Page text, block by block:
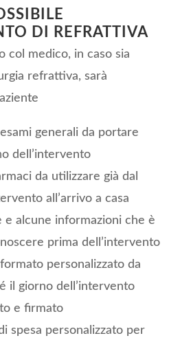
DI REFRATTIVA
col medico, in caso sia
refrattiva, sarà
esami generali da portare
dell’intervento
da utilizzare già dal
all’arrivo a casa
e alcune informazioni che è
prima dell’intervento
personalizzato da
il giorno dell’intervento
e firmato
spesa personalizzato per